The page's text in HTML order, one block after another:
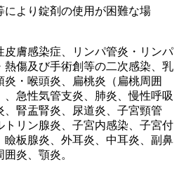
より錠剤の使用が困難な場
膚感染症、リンパ管炎・リンパ
傷及び手術創等の二次感染、乳
・喉頭炎、扁桃炎（扁桃周囲
急性気管支炎、肺炎、慢性呼吸
腎盂腎炎、尿道炎、子宮頸管
リン腺炎、子宮内感染、子宮付
板腺炎、外耳炎、中耳炎、副鼻
炎、顎炎。